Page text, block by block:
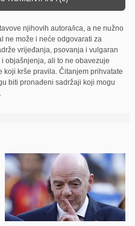
njihovih autora/ica, a ne nužno
ne može i neće odgovarati za
vrijeđanja, psovanja i vulgaran
objašnjenja, ali to ne obavezuje
koji krše pravila. Čitanjem prihvatate
biti pronađeni sadržaji koji mogu